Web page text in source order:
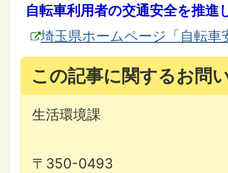
自転車利用者の交通安全を推進
埼玉県ホームページ「自転車
この記事に関するお問
生活環境課
〒350-0493